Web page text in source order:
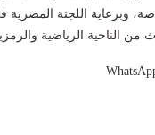
وبرعاية اللجنة
الناحية الرياضية